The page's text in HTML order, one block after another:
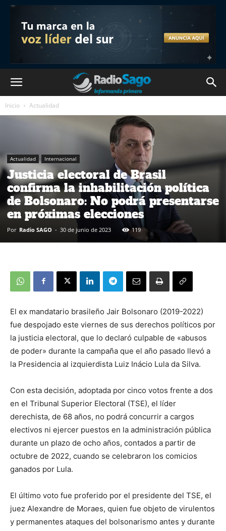
Inicio Actualidad
Actualidad Internacional
Justicia electoral de Brasil
confirma la inhabilitación política
de Bolsonaro: No podrá presentarse
en próximas elecciones
Por Radio SAGO - 30 de junio de 2023 119
El ex mandatario brasileño Jair Bolsonaro (2019-2022)
fue despojado este viernes de sus derechos políticos por
la justicia electoral, que lo declaró culpable de «abusos
de poder» durante la campaña que el año pasado llevó a
la Presidencia al izquierdista Luiz Inácio Lula da Silva.
Con esta decisión, adoptada por cinco votos frente a dos
en el Tribunal Superior Electoral (TSE), el líder
derechista, de 68 años, no podrá concurrir a cargos
electivos ni ejercer puestos en la administración pública
durante un plazo de ocho años, contados a partir de
octubre de 2022, cuando se celebraron los comicios
ganados por Lula.
El último voto fue proferido por el presidente del TSE, el
juez Alexandre de Moraes, quien fue objeto de virulentos
y permanentes ataques del bolsonarismo antes y durante